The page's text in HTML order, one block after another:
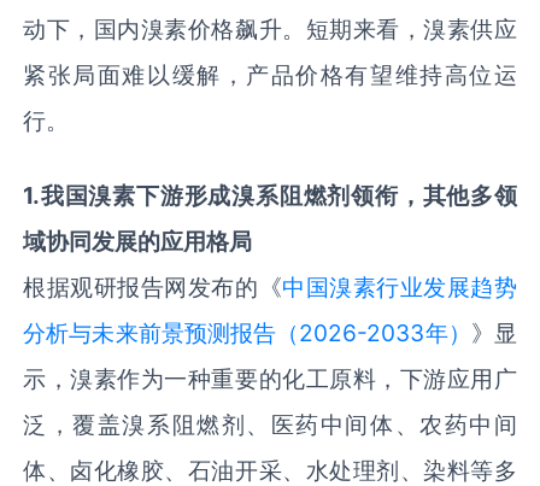
动下，国内溴素价格飙升。短期来看，溴素供应
紧张局面难以缓解，产品价格有望维持高位运
行。
1.我国溴素下游形成溴系阻燃剂领衔，其他多领
域协同发展的应用格局
根据观研报告网发布的《中国溴素行业发展趋势
分析与未来前景预测报告（2026-2033年） 》显
示，溴素作为一种重要的化工原料，下游应用广
泛，覆盖溴系阻燃剂、医药中间体、农药中间
体、卤化橡胶、石油开采、水处理剂、染料等多